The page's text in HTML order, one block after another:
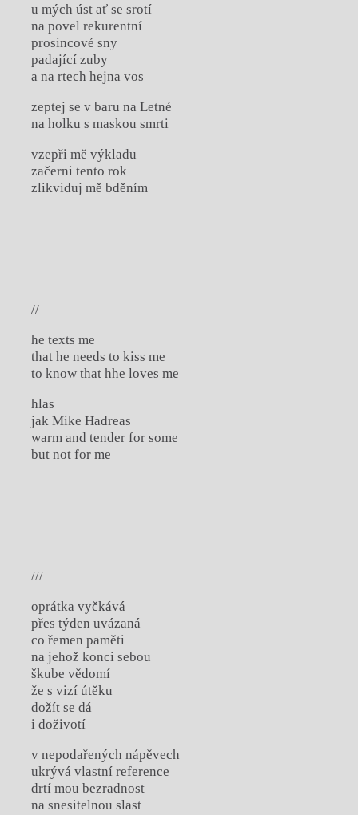
u mých úst ať se srotí
na povel rekurentní
prosincové sny
padající zuby
a na rtech hejna vos
zeptej se v baru na Letné
na holku s maskou smrti
vzepři mě výkladu
začerni tento rok
zlikviduj mě bděním
//
he texts me
that he needs to kiss me
to know that hhe loves me
hlas
jak Mike Hadreas
warm and tender for some
but not for me
///
oprátka vyčkává
přes týden uvázaná
co řemen paměti
na jehož konci sebou
škube vědomí
že s vizí útěku
dožít se dá
i doživotí
v nepodařených nápěvech
ukrývá vlastní reference
drtí mou bezradnost
na snesitelnou slast